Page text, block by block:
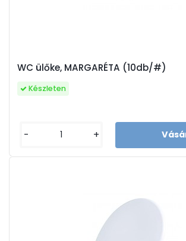
WC ülőke, MARGARÉTA (10db/#)
Készleten
- +